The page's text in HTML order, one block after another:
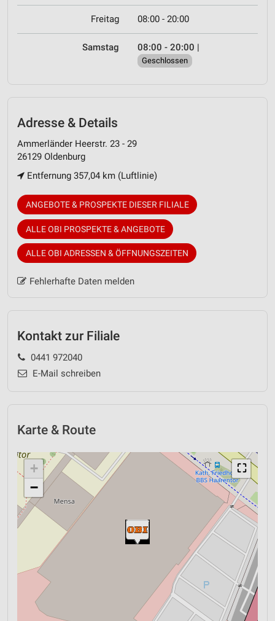
Freitag 08:00 - 20:00
Samstag 08:00 - 20:00 |
Geschlossen
Adresse & Details
Ammerländer Heerstr. 23 - 29
26129 Oldenburg
Entfernung 357,04 km (Luftlinie)
ANGEBOTE & PROSPEKTE DIESER FILIALE
ALLE OBI PROSPEKTE & ANGEBOTE
ALLE OBI ADRESSEN & ÖFFNUNGSZEITEN
Fehlerhafte Daten melden
Kontakt zur Filiale
0441 972040
E-Mail schreiben
Karte & Route
⛶
+
−